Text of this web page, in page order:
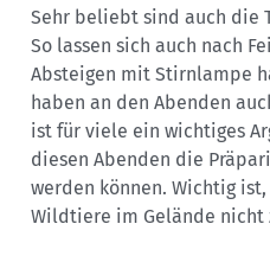
Sehr beliebt sind auch die
So lassen sich auch nach
Absteigen mit Stirnlampe
haben an den Abenden
ist für viele ein wichtiges
diesen Abenden die
werden können. Wichtig
Wildtiere im Gelände nicht